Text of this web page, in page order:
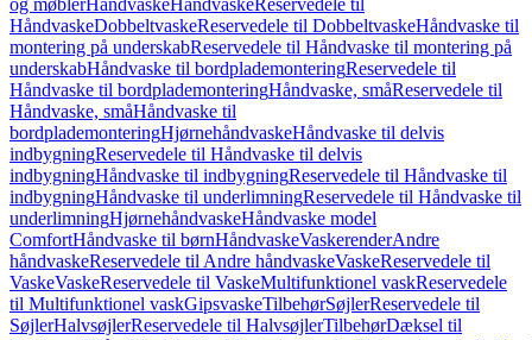
og møblerHåndvaskeHåndvaskeReservedele til
HåndvaskeDobbeltvaskeReservedele til DobbeltvaskeHåndvaske til
montering på underskabReservedele til Håndvaske til montering på
underskabHåndvaske til bordplademonteringReservedele til
Håndvaske til bordplademonteringHåndvaske, småReservedele til
Håndvaske, småHåndvaske til
bordplademonteringHjørnehåndvaskeHåndvaske til delvis
indbygningReservedele til Håndvaske til delvis
indbygningHåndvaske til indbygningReservedele til Håndvaske til
indbygningHåndvaske til underlimningReservedele til Håndvaske til
underlimningHjørnehåndvaskeHåndvaske model
ComfortHåndvaske til børnHåndvaskeVaskerenderAndre
håndvaskeReservedele til Andre håndvaskeVaskeReservedele til
VaskeVaskeReservedele til VaskeMultifunktionel vaskReservedele
til Multifunktionel vaskGipsvaskeTilbehørSøjlerReservedele til
SøjlerHalvsøjlerReservedele til HalvsøjlerTilbehørDæksel til